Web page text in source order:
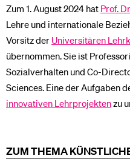
Zum 1. August 2024 hat Prof.
Lehre und internationale
Vorsitz der Universitären
übernommen. Sie ist
Sozialverhalten und Co-
Sciences. Eine der Aufgaben
innovativen Lehrprojektenzu
ZUM THEMA